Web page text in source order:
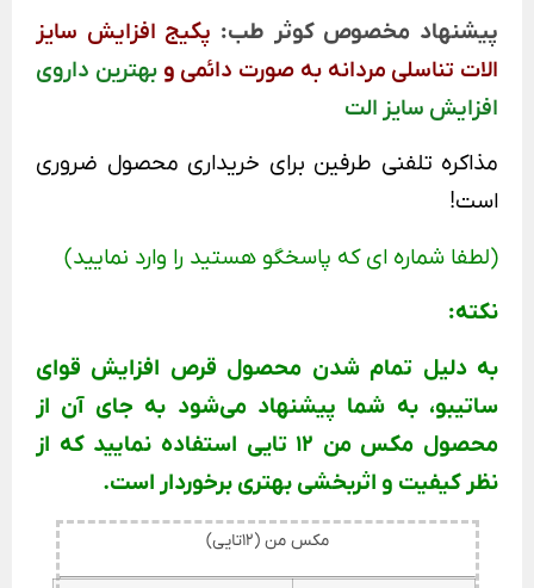
پیشنهاد مخصوص کوثر طب: پکیج افزایش سایز
الات تناسلی مردانه به صورت دائمی وبهترین داروی
افزایش سایز الت
مذاکره تلفنی طرفین برای خریداری محصول ضروری
است!
(لطفا شماره ای که پاسخگو هستید را وارد نمایید)
نکته:
به دلیل تمام شدن محصول قرص افزایش قوای
ساتیبو، به شما پیشنهاد می‌شود به جای آن از
محصول مکس من 12 تایی استفاده نمایید که از
نظر کیفیت و اثربخشی بهتری برخوردار است.
مکس من (12تایی)